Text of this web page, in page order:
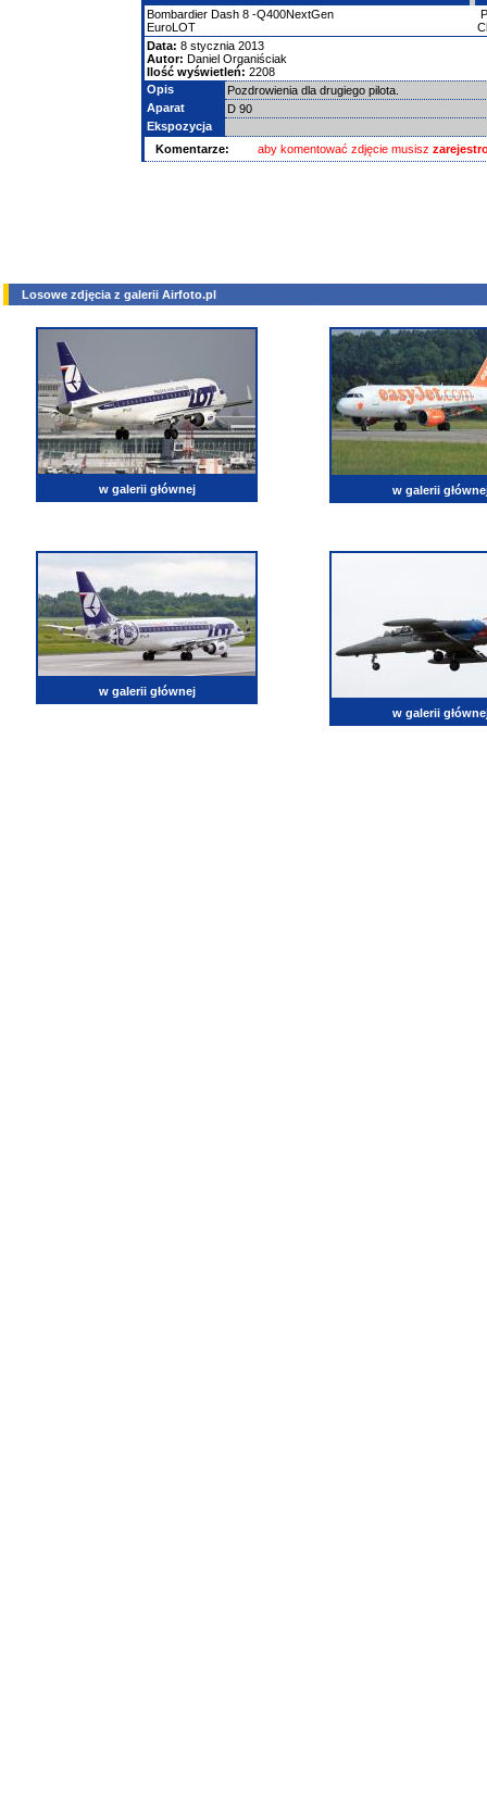
Bombardier Dash 8 -Q400NextGen
EuroLOT
Data: 8 stycznia 2013
Autor: Daniel Organiściak
Ilość wyświetleń: 2208
Opis
Pozdrowienia dla drugiego pilota.
Aparat
D 90
Ekspozycja
Komentarze:
aby komentować zdjęcie musisz
Losowe zdjęcia z galerii Airfoto.pl
w galerii głównej w galerii
w galerii głównej
w galerii